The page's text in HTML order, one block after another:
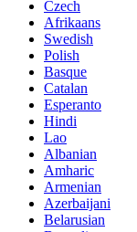
Czech
Afrikaans
Swedish
Polish
Basque
Catalan
Esperanto
Hindi
Lao
Albanian
Amharic
Armenian
Azerbaijani
Belarusian